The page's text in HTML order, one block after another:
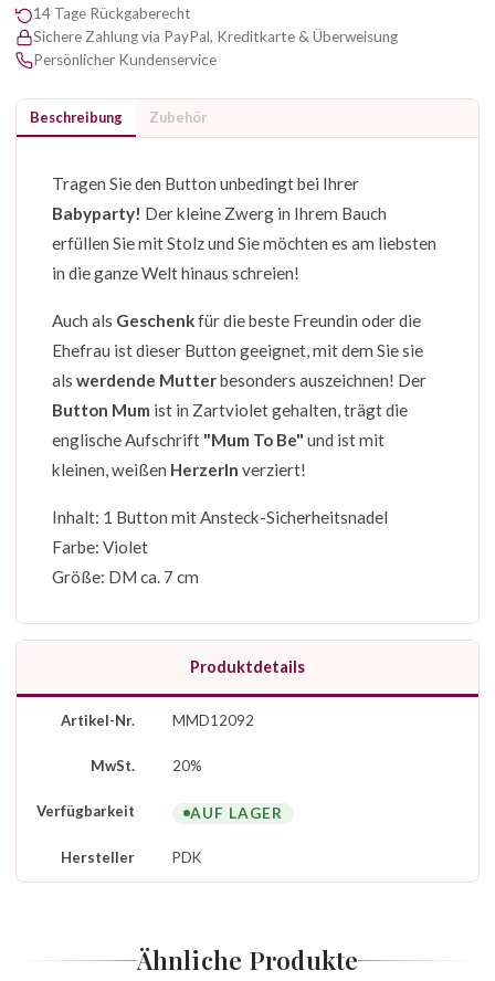
14 Tage Rückgaberecht
Sichere Zahlung via PayPal, Kreditkarte & Überweisung
Persönlicher Kundenservice
Beschreibung Zubehör
Tragen Sie den Button unbedingt bei Ihrer
Babyparty! Der kleine Zwerg in Ihrem Bauch
erfüllen Sie mit Stolz und Sie möchten es am liebsten
in die ganze Welt hinaus schreien!
Auch als Geschenkfür die beste Freundin oder die
Ehefrau ist dieser Button geeignet, mit dem Sie sie
als werdende Mutterbesonders auszeichnen! Der
Button Mum ist in Zartviolet gehalten, trägt die
englische Aufschrift "Mum To Be" und ist mit
kleinen, weißen Herzerln verziert!
Inhalt: 1 Button mit Ansteck-Sicherheitsnadel
Farbe: Violet
Größe: DM ca. 7 cm
Produktdetails
Artikel-Nr. MMD12092
MwSt. 20%
Verfügbarkeit AUF LAGER
Hersteller PDK
Ähnliche Produkte